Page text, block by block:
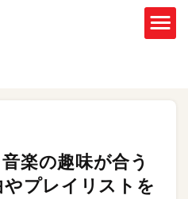
楽の趣味が合う
プレイリストを